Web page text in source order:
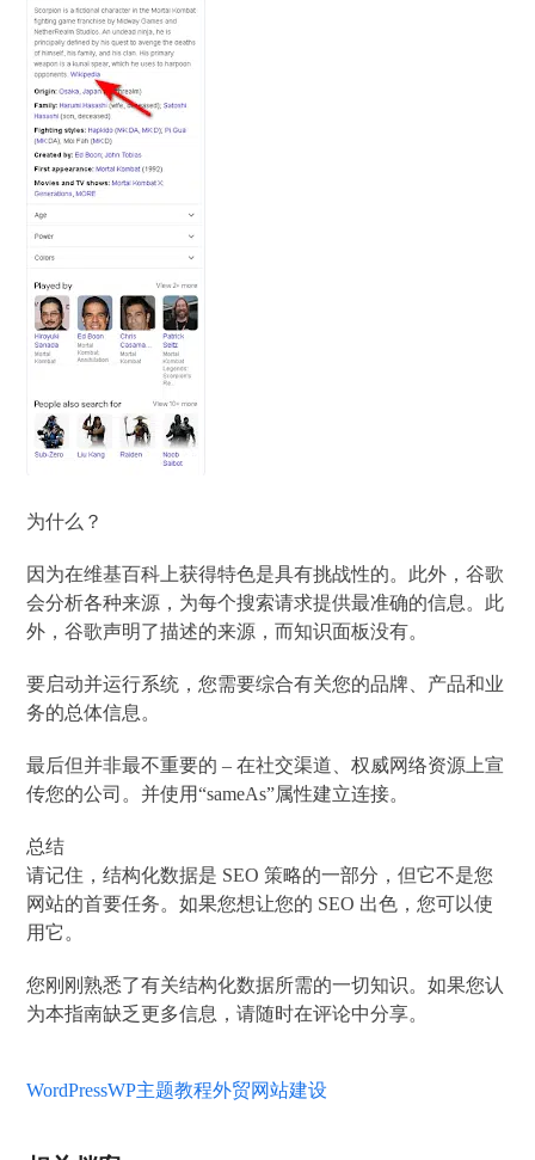
为什么？
因为在维基百科上获得特色是具有挑战性的。此外，谷歌
会分析各种来源，为每个搜索请求提供最准确的信息。此
外，谷歌声明了描述的来源，而知识面板没有。
要启动并运行系统，您需要综合有关您的品牌、产品和业
务的总体信息。
最后但并非最不重要的 – 在社交渠道、权威网络资源上宣
传您的公司。并使用“sameAs”属性建立连接。
总结
请记住，结构化数据是 SEO 策略的一部分，但它不是您
网站的首要任务。如果您想让您的 SEO 出色，您可以使
用它。
您刚刚熟悉了有关结构化数据所需的一切知识。如果您认
为本指南缺乏更多信息，请随时在评论中分享。
WordPressWP主题教程外贸网站建设